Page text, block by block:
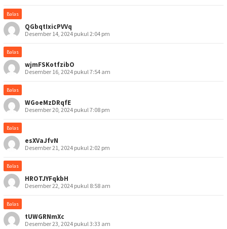
Balas
QGbqtIxicPVVq
Desember 14, 2024 pukul 2:04 pm
Balas
wjmFSKotfzibO
Desember 16, 2024 pukul 7:54 am
Balas
WGoeMzDRqfE
Desember 20, 2024 pukul 7:08 pm
Balas
esXVaJfvN
Desember 21, 2024 pukul 2:02 pm
Balas
HROTJYFqkbH
Desember 22, 2024 pukul 8:58 am
Balas
tUWGRNmXc
Desember 23, 2024 pukul 3:33 am